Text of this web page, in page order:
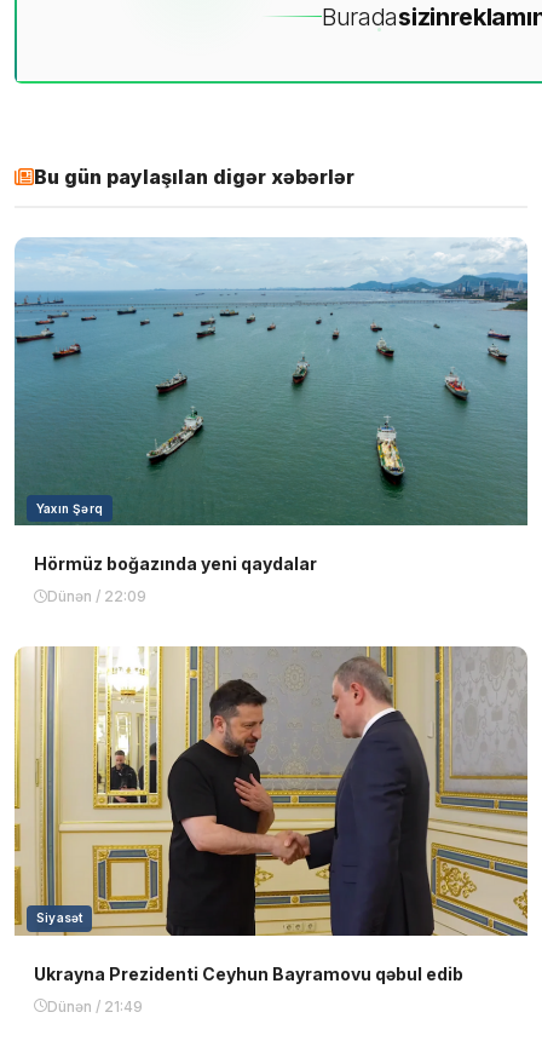
Buradasizin
Bu gün paylaşılan digər xəbərlər
Yaxın Şərq
Hörmüz boğazında yeni qaydalar
Dünən / 22:09
Siyasət
Ukrayna Prezidenti Ceyhun Bayramovu qəbul edib
Dünən / 21:49